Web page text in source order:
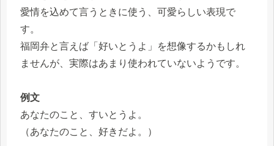
愛情を込めて言うときに使う、可愛らしい表現で
す。
福岡弁と言えば「好いとうよ」を想像するかもしれ
ませんが、実際はあまり使われていないようです。
例文
あなたのこと、すいとうよ。
（あなたのこと、好きだよ。）